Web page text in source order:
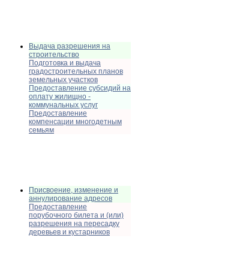
Выдача разрешения на
строительство
Подготовка и выдача
градостроительных планов
земельных участков
Предоставление субсидий на
оплату жилищно -
коммунальных услуг
Предоставление
компенсации многодетным
семьям
Присвоение, изменение и
аннулирование адресов
Предоставление
порубочного билета и (или)
разрешения на пересадку
деревьев и кустарников